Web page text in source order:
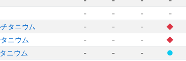
- - - -
タニウム
- - - ◆
ニウム
- - - ◆
ニウム
- - - ●